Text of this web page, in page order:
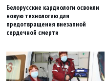
Белорусские кардиологи освоили
новую технологию для
предотвращения внезапной
сердечной смерти